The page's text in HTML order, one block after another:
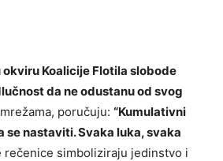
Koalicije Flotila slobode
da ne odustanu od svog
poručuju: “Kumulativni
se nastaviti. Svaka luka, svaka
rečenice simboliziraju jedinstvo i